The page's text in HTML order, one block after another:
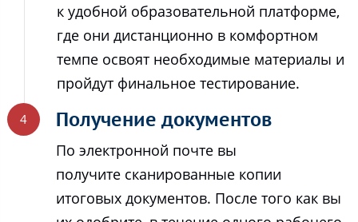
к удобной образовательной платформе,
где они дистанционно в комфортном
темпе освоят необходимые материалы и
пройдут финальное тестирование.
Получение документов
По электронной почте вы
получите сканированные копии
итоговых документов. После того как вы